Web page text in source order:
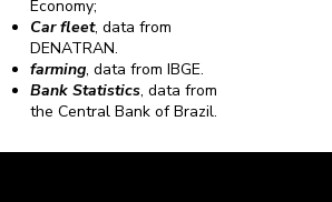
Economy;
Car fleet, data from
DENATRAN.
farming, data from IBGE.
Bank Statistics, data from
the Central Bank of Brazil.